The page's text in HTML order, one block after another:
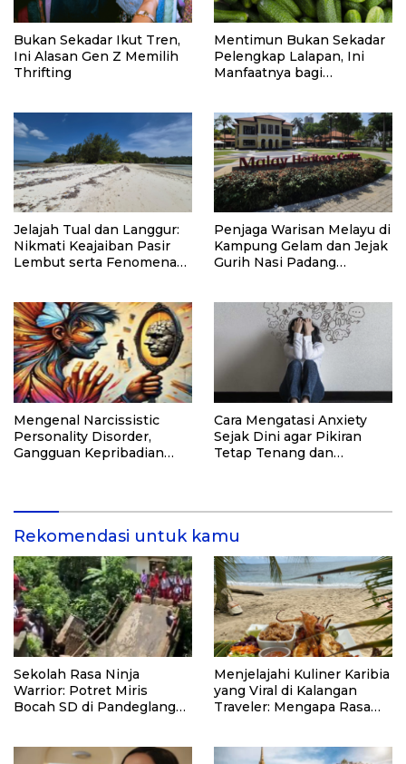
Bukan Sekadar Ikut Tren,
Ini Alasan Gen Z Memilih
Thrifting
Mentimun Bukan Sekadar
Pelengkap Lalapan, Ini
Manfaatnya bagi
Jelajah Tual dan Langgur:
Nikmati Keajaiban Pasir
Lembut serta Fenomena
Penjaga Warisan Melayu di
Kampung Gelam dan Jejak
Gurih Nasi Padang
Mengenal Narcissistic
Personality Disorder,
Gangguan Kepribadian
Cara Mengatasi Anxiety
Sejak Dini agar Pikiran
Tetap Tenang dan
Rekomendasi untuk kamu
Sekolah Rasa Ninja
Warrior: Potret Miris
Bocah SD di Pandeglang
Jembatan Runtuh
Menjelajahi Kuliner Karibia
yang Viral di Kalangan
Traveler: Mengapa Rasa